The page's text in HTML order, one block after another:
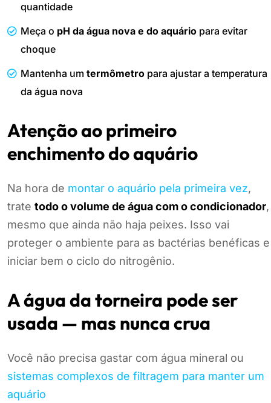
quantidade
Meça o pH da água nova e do aquário para evitar
choque
Mantenha um termômetro para ajustar a temperatura
da água nova
Atenção ao primeiro
enchimento do aquário
Na hora de montar o aquário pela primeira vez,
trate todo o volume de água com o condicionador,
mesmo que ainda não haja peixes. Isso vai
proteger o ambiente para as bactérias benéficas e
iniciar bem o ciclo do nitrogênio.
A água da torneira pode ser
usada — mas nunca crua
Você não precisa gastar com água mineral ou
sistemas complexos de filtragem para manter um
aquário